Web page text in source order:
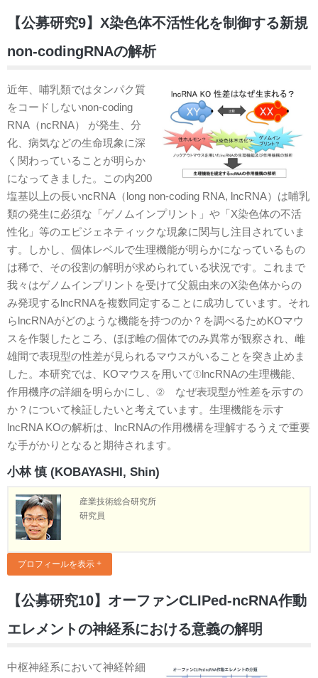
【公募研究9】X染色体不活性化を制御する新規
non-codingRNAの解析
近年、哺乳類ではタンパク質
をコードしないnon-coding
RNA（ncRNA） が発生、分
化、病気などの生命現象に深
く関わっていることが明らか
になってきました。この内200
塩基以上の長いncRNA（long non-coding RNA, lncRNA）は哺乳
類の発生に必須な「ゲノムインプリント」や「X染色体の不活
性化」等のエピジェネティックな現象に関与し注目されていま
す。しかし、個体レベルで生理機能が明らかになっているもの
は稀で、その役割の解明が求められている状況です。これまで
我々はゲノムインプリントを受けて父親由来のX染色体からの
み発現するlncRNAを複数同定することに成功しています。それ
らlncRNAがどのような機能を持つのか？を調べるためKOマウ
スを作製したところ、ほぼ雌の個体でのみ異常が観察され、雌
雄間で表現型の性差が見られるマウスがいることを突き止めま
した。本研究では、KOマウスを用いて①lncRNAの生理機能、
作用機序の詳細を明らかにし、② なぜ表現型が性差を示すの
か？について検証したいと考えています。生理機能を示す
lncRNA KOの解析は、lncRNAの作用機構を理解するうえで重要
な手がかりとなると期待されます。
小林 慎 (KOBAYASHI, Shin)
産業技術総合研究所
研究員
プロフィールを表示
【公募研究10】オーファンCLIPed-ncRNA作動
エレメントの神経系における意義の解明
中枢神経系において神経幹細